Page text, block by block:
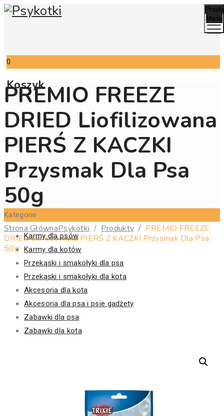
Menu
0
Koszyk
PREMIO FREEZE
DRIED Liofilizowana
PIERŚ Z KACZKI
Przysmak Dla Psa
50g
Strona GłównaPsykotki / Produkty / PREMIO FREEZE
DRIED Liofilizowana PIERŚ Z KACZKI Przysmak Dla Psa
50g
Kategorie
Karmy dla psów
Karmy dla kotów
Przekąski i smakołyki dla psa
Przekąski i smakołyki dla kota
Akcesoria dla kota
Akcesoria dla psa i psie gadżety
Zabawki dla psa
Zabawki dla kota